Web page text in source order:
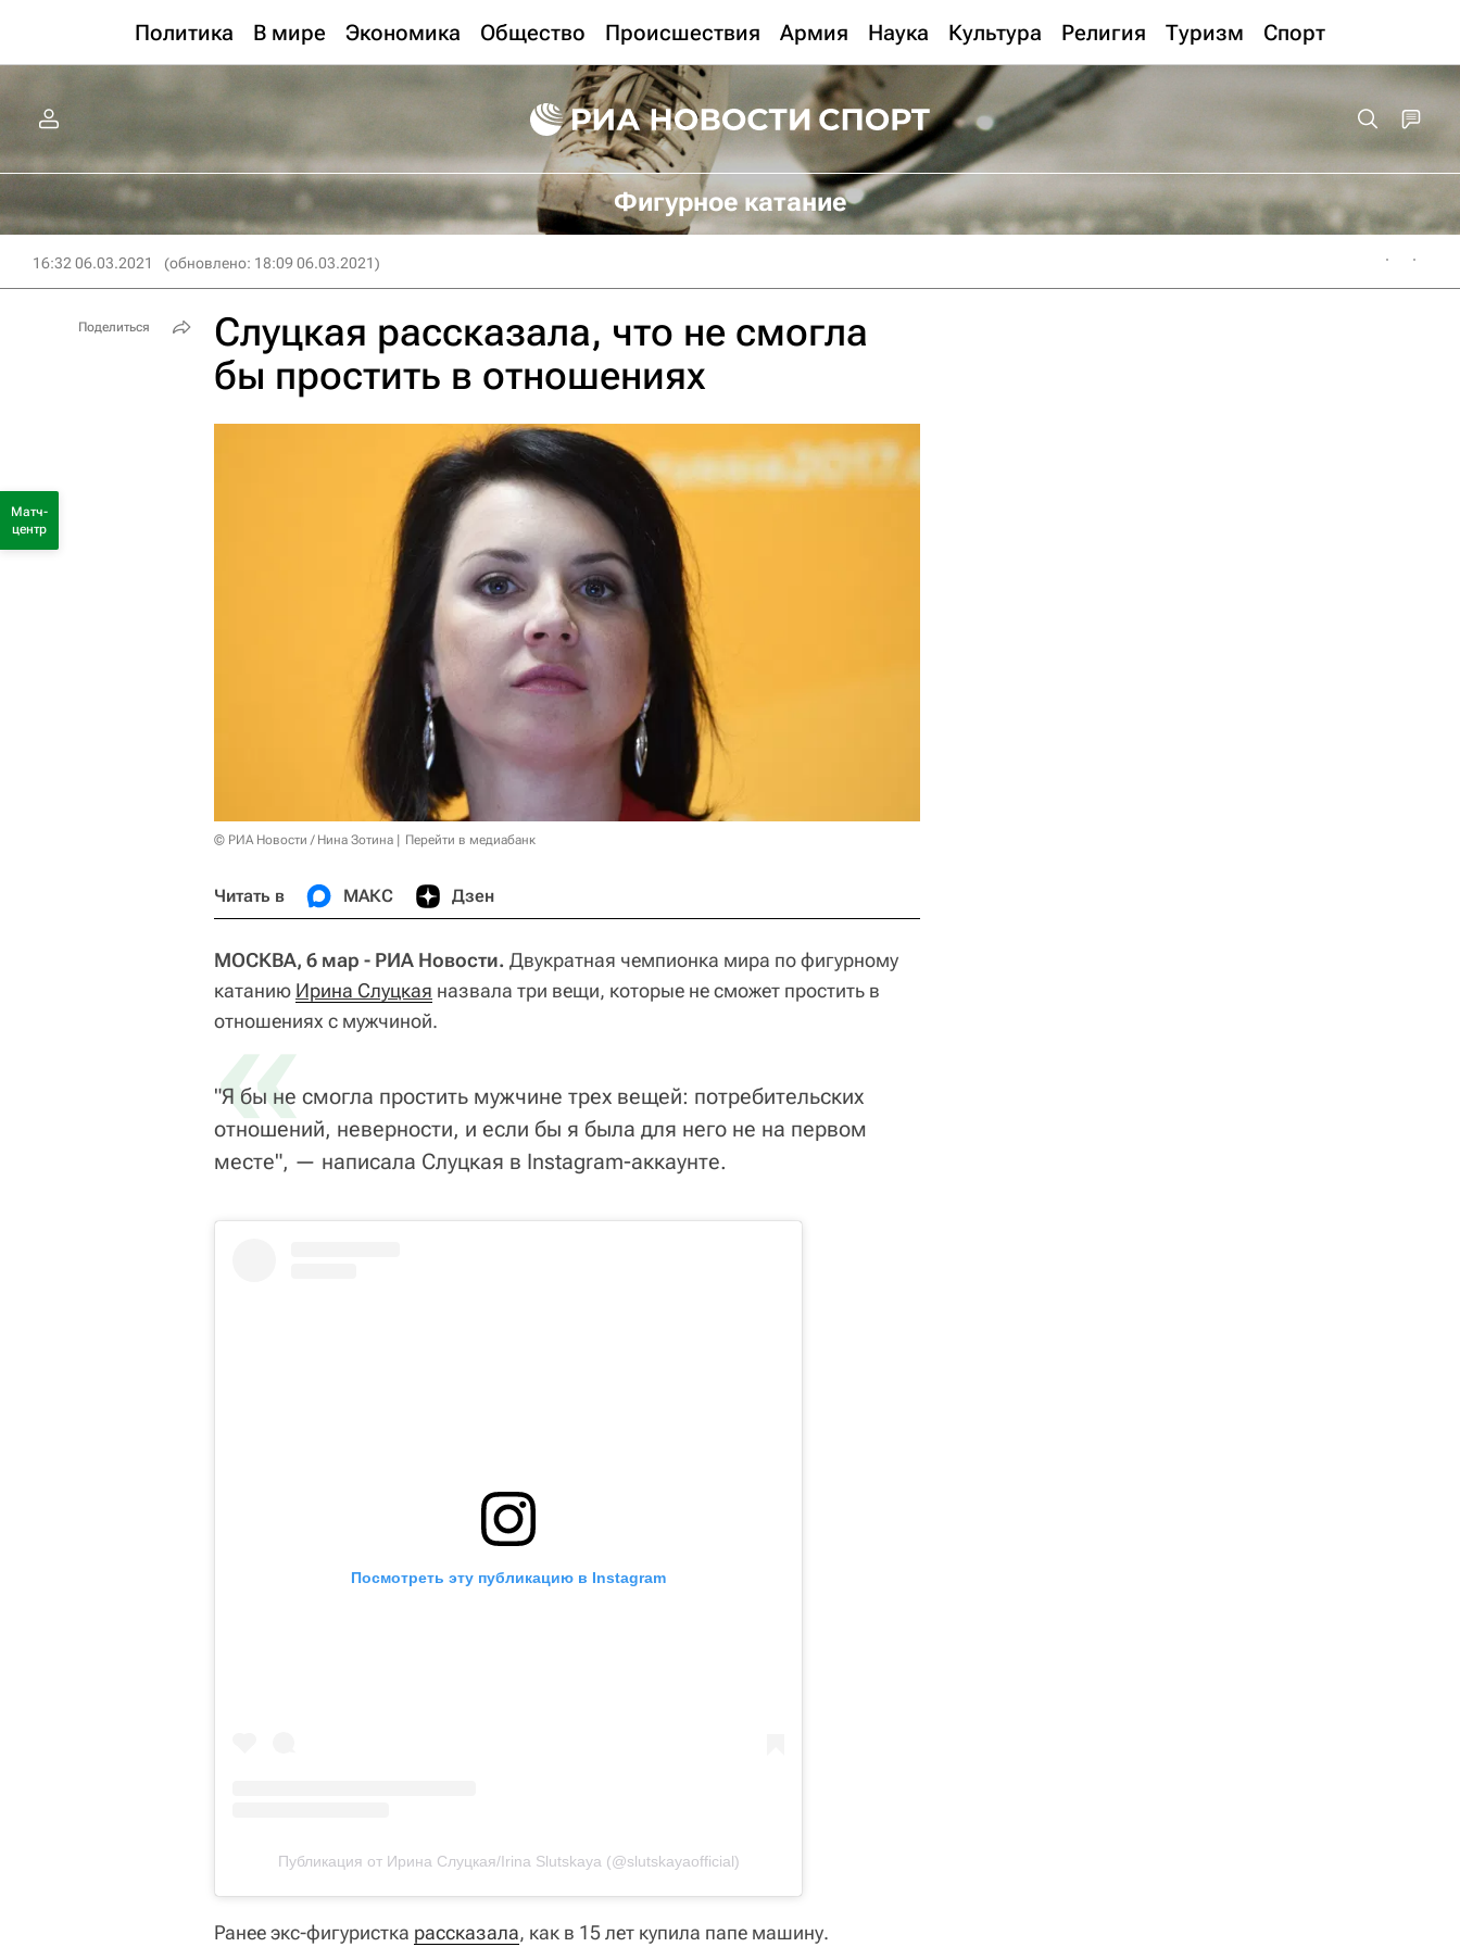
Политика В мире Экономика Общество Происшествия Армия Наука Культура Религия Туризм Спорт
Фигурное катание
16:32 06.03.2021 (обновлено: 18:09 06.03.2021)
Слуцкая рассказала, что не смогла
бы простить в отношениях
© РИА Новости / Нина Зотина Перейти в медиабанк
Читать в МАКС Дзен
МОСКВА, 6 мар - РИА Новости. Двукратная чемпионка мира по фигурному
катанию Ирина Слуцкая назвала три вещи, которые не сможет простить в
отношениях с мужчиной.
«
"Я бы не смогла простить мужчине трех вещей: потребительских
отношений, неверности, и если бы я была для него не на первом
месте", — написала Слуцкая в Instagram-аккаунте.
Посмотреть эту публикацию в Instagram
Публикация от Ирина Слуцкая/Irina Slutskaya (@slutskayaofficial)
Ранее экс-фигуристка рассказала, как в 15 лет купила папе машину.
Поделиться
Матч-
центр